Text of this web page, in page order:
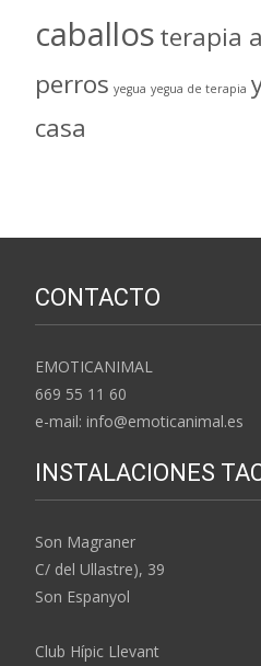
caballosterapia
perros yegua yegua de terapia
casa
CONTACTO
EMOTICANIMAL
669 55 11 60
e-mail: info@emoticanimal.es
INSTALACIONES
Son Magraner
C/ del Ullastre), 39
Son Espanyol
Club Hípic Llevant